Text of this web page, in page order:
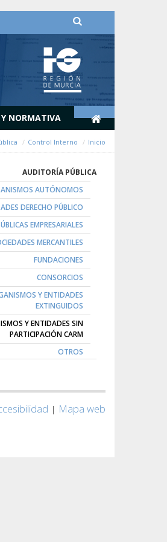
NORMATIVA
Inicio
Control Interno
AUDITORÍA PÚBLICA
AUTÓNOMOS
DERECHO PÚBLICO
EMPRESARIALES
MERCANTILES
FUNDACIONES
CONSORCIOS
Y ENTIDADES
EXTINGUIDOS
Y ENTIDADES SIN
PARTICIPACIÓN CARM
OTROS
| Mapa web